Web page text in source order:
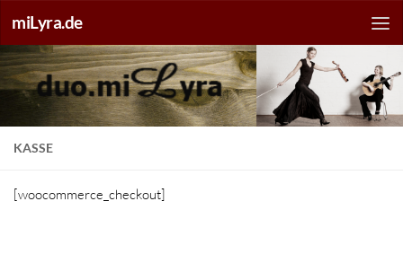
miLyra.de
KASSE
[woocommerce_checkout]